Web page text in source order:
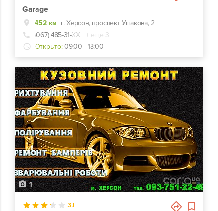
Garage
452 км г. Херсон, проспект Ушакова, 2
(067) 485-31-ХХ
+ еще 3
Открыто: 09:00 - 18:00
1
3.1